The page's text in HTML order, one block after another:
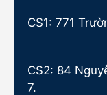
CS1: 771
CS2: 84
7.